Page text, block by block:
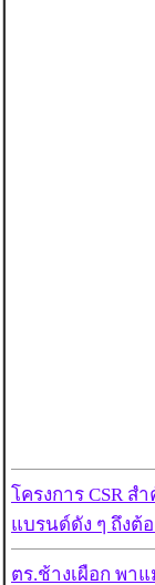
โครงการ CSR
แบรนด์ดัง ๆ ถึงต้อ
ตร.ช้างเผือก พา